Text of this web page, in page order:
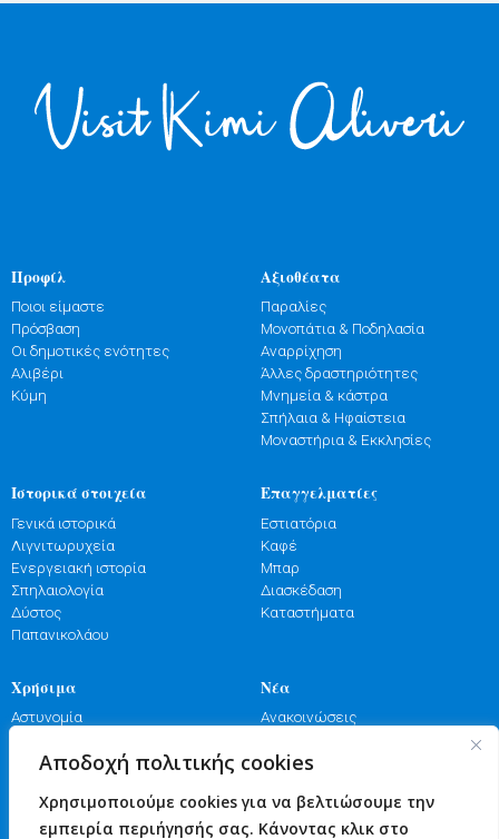
Αποδοχή πολιτικής cookies
Χρησιμοποιούμε cookies για να βελτιώσουμε την
εμπειρία περιήγησής σας. Κάνοντας κλικ στο
Προφίλ
Ποιοι είμαστε
Πρόσβαση
Οι δημοτικές ενότητες
Αλιβέρι
Κύμη
Αξιοθέατα
Παραλίες
Μονοπάτια & Ποδηλασία
Αναρρίχηση
Άλλες δραστηριότητες
Μνημεία & κάστρα
Σπήλαια & Ηφαίστεια
Μοναστήρια & Εκκλησίες
Ιστορικά στοιχεία
Γενικά ιστορικά
Λιγνιτωρυχεία
Ενεργειακή ιστορία
Σπηλαιολογία
Δύστος
Παπανικολάου
Επαγγελματίες
Εστιατόρια
Καφέ
Μπαρ
Διασκέδαση
Καταστήματα
Χρήσιμα
Αστυνομία
Πυροσβεστική
Υγεία
Νέα
Ανακοινώσεις
Γιορτές
Επικοινωνία